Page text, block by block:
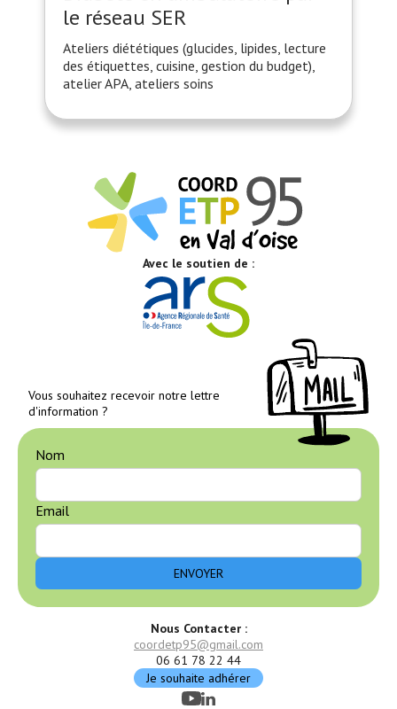
le réseau SER
Ateliers diététiques (glucides, lipides, lecture
des étiquettes, cuisine, gestion du budget),
atelier APA, ateliers soins
Avec le soutien de :
Nous Contacter :
coordetp95@gmail.com
06 61 78 22 44
Je souhaite adhérer
Vous souhaitez recevoir notre lettre
d'information ?
Nom
Email